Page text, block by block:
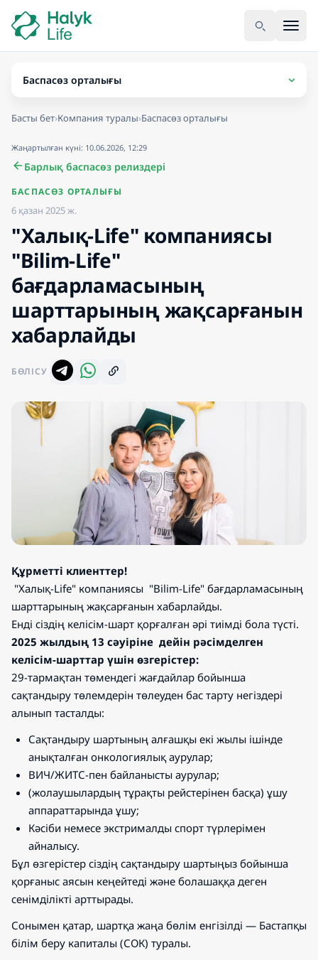
Басты бет›Компания туралы›Баспасөз орталығы
Жаңартылған күні: 10.06.2026, 12:29
Барлық баспасөз релиздері
БАСПАСӨЗ ОРТАЛЫҒЫ
6 қазан 2025 ж.
"Халық-Life" компаниясы
"Bilim-Life"
бағдарламасының
шарттарының жақсарғанын
хабарлайды
БӨЛІСУ
Құрметті клиенттер!
"Халық-Life" компаниясы "Bilim-Life" бағдарламасының
шарттарының жақсарғанын хабарлайды.
Енді сіздің келісім-шарт қорғалған әрі тиімді бола түсті.
2025 жылдың 13 сәуіріне дейін рәсімделген
келісім-шарттар үшін өзгерістер:
29-тармақтан төмендегі жағдайлар бойынша
сақтандыру төлемдерін төлеуден бас тарту негіздері
алынып тасталды:
Сақтандыру шартының алғашқы екі жылы ішінде
анықталған онкологиялық аурулар;
ВИЧ/ЖИТС-пен байланысты аурулар;
(жолаушылардың тұрақты рейстерінен басқа) ұшу
аппараттарында ұшу;
Кәсіби немесе экстрималды спорт түрлерімен
айналысу.
Бұл өзгерістер сіздің сақтандыру шартыңыз бойынша
қорғаныс аясын кеңейтеді және болашаққа деген
сенімділікті арттырады.
Сонымен қатар, шартқа жаңа бөлім енгізілді — Бастапқы
білім беру капиталы (СОК) туралы.